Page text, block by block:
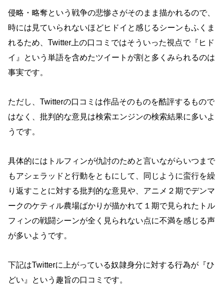
侵略・略奪という戦争の悲惨さがそのまま描かれるので、
時には見ていられないほどヒドイと感じるシーンもふくま
れるため、Twitter上の口コミではそういった視点で『ヒド
イ』という単語を含めたツイートが割と多くみられるのは
事実です。
ただし、Twitterの口コミは作品そのものを酷評するもので
はなく、批判的な意見は検索エンジンの検索結果に多いよ
うです。
具体的にはトルフィンが仇討のためと言いながらいつまで
もアシェラッドと行動をともにして、同じように蛮行を繰
り返すことに対する批判的な意見や、アニメ２期でデンマ
ークのケティル農場ばかりが描かれて１期で見られたトル
フィンの戦闘シーンが全く見られない点に不満を感じる声
が多いようです。
下記はTwitterに上がっている奴隷身分に対する行為が『ひ
どい』という趣旨の口コミです。